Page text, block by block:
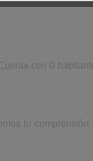
con 0
tu comprensión